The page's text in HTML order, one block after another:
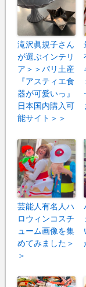
滝沢眞規子さん
が選ぶインテリ
ア＞＞パリ土産
『アスティエ食
器が可愛いっ』
日本国内購入可
能サイト＞＞
芸能人有名人ハ
ロウィンコスチ
ューム画像を集
めてみました＞
＞